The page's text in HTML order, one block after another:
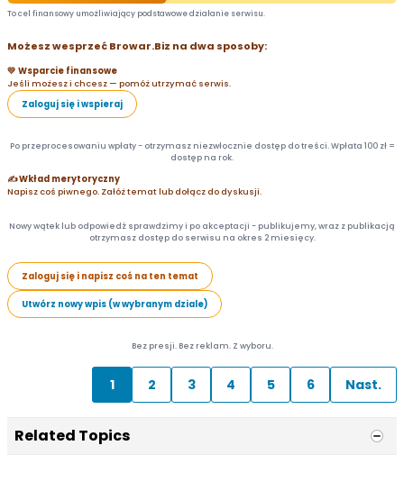
To cel finansowy umożliwiający podstawowe działanie serwisu.
Możesz wesprzeć Browar.Biz na dwa sposoby:
💛 Wsparcie finansowe
Jeśli możesz i chcesz — pomóż utrzymać serwis.
Zaloguj się i wspieraj
Po przeprocesowaniu wpłaty - otrzymasz niezwłocznie dostęp do treści. Wpłata 100 zł =
dostęp na rok.
✍️ Wkład merytoryczny
Napisz coś piwnego. Załóż temat lub dołącz do dyskusji.
Nowy wątek lub odpowiedź sprawdzimy i po akceptacji - publikujemy, wraz z publikacją
otrzymasz dostęp do serwisu na okres 2 miesięcy.
Zaloguj się i napisz coś na ten temat
Utwórz nowy wpis (w wybranym dziale)
Bez presji. Bez reklam. Z wyboru.
1 2 3 4 5 6 Nast.
Related Topics